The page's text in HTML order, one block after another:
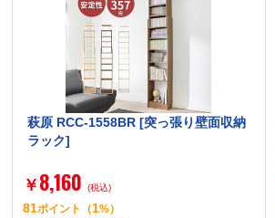
萩原 RCC-1558BR [突っ張り壁面収納
ラック]
￥ 8,160 (税込)
81ポイント （1%）